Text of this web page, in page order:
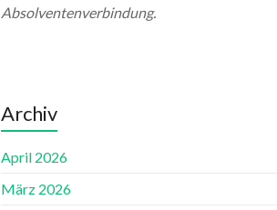
Absolventenverbindung.
Archiv
April 2026
März 2026